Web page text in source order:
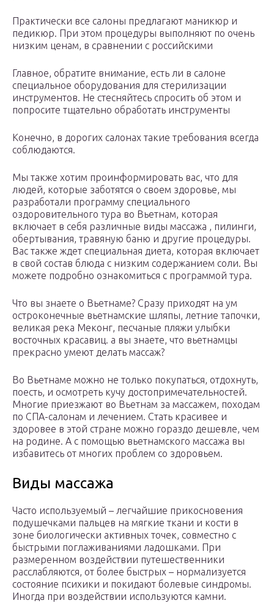
Практически все салоны предлагают маникюр и
педикюр. При этом процедуры выполняют по очень
низким ценам, в сравнении с российскими
Главное, обратите внимание, есть ли в салоне
специальное оборудования для стерилизации
инструментов. Не стесняйтесь спросить об этом и
попросите тщательно обработать инструменты
Конечно, в дорогих салонах такие требования всегда
соблюдаются.
Мы также хотим проинформировать вас, что для
людей, которые заботятся о своем здоровье, мы
разработали программу специального
оздоровительного тура во Вьетнам, которая
включает в себя различные виды массажа , пилинги,
обертывания, травяную баню и другие процедуры.
Вас также ждет специальная диета, которая включает
в свой состав блюда с низким содержанием соли. Вы
можете подробно ознакомиться с программой тура.
Что вы знаете о Вьетнаме? Сразу приходят на ум
остроконечные вьетнамские шляпы, летние тапочки,
великая река Меконг, песчаные пляжи улыбки
восточных красавиц. а вы знаете, что вьетнамцы
прекрасно умеют делать массаж?
Во Вьетнаме можно не только покупаться, отдохнуть,
поесть, и осмотреть кучу достопримечательностей.
Многие приезжают во Вьетнам за массажем, походам
по СПА-салонам и лечением. Стать красивее и
здоровее в этой стране можно гораздо дешевле, чем
на родине. А с помощью вьетнамского массажа вы
избавитесь от многих проблем со здоровьем.
Виды массажа
Часто используемый – легчайшие прикосновения
подушечками пальцев на мягкие ткани и кости в
зоне биологически активных точек, совместно с
быстрыми поглаживаниями ладошками. При
размеренном воздействии путешественники
расслабляются, от более быстрых – нормализуется
состояние психики и покидают болевые синдромы.
Иногда при воздействии используются камни.